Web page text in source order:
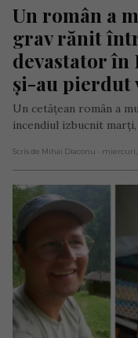
Un român a
grav rănit
devastator în
și-au pierdut
Un cetățean român a
incendiul izbucnit
Scris de Mihai Diaconu - miercuri,